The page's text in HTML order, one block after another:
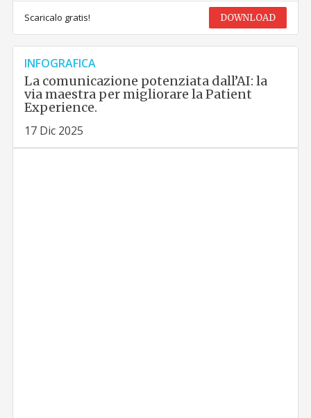
Scaricalo gratis! DOWNLOAD
INFOGRAFICA
La comunicazione potenziata dall’AI: la
via maestra per migliorare la Patient
Experience.
17 Dic 2025